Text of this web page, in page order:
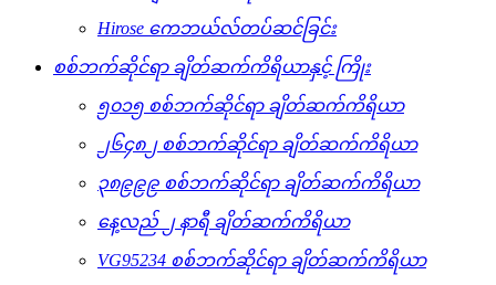
Hirose ကေဘယ်လ်တပ်ဆင်ခြင်း
စစ်ဘက်ဆိုင်ရာ ချိတ်ဆက်ကိရိယာနှင့် ကြိုး
၅၀၁၅ စစ်ဘက်ဆိုင်ရာ ချိတ်ဆက်ကိရိယာ
၂၆၄၈၂ စစ်ဘက်ဆိုင်ရာ ချိတ်ဆက်ကိရိယာ
၃၈၉၉၉ စစ်ဘက်ဆိုင်ရာ ချိတ်ဆက်ကိရိယာ
နေ့လည် ၂ နာရီ ချိတ်ဆက်ကိရိယာ
VG95234 စစ်ဘက်ဆိုင်ရာ ချိတ်ဆက်ကိရိယာ